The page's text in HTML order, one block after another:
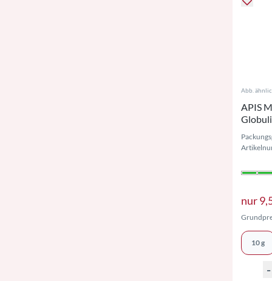
Abb.
APIS
nur
10 g
-